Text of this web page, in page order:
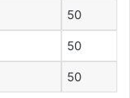
50
50
50